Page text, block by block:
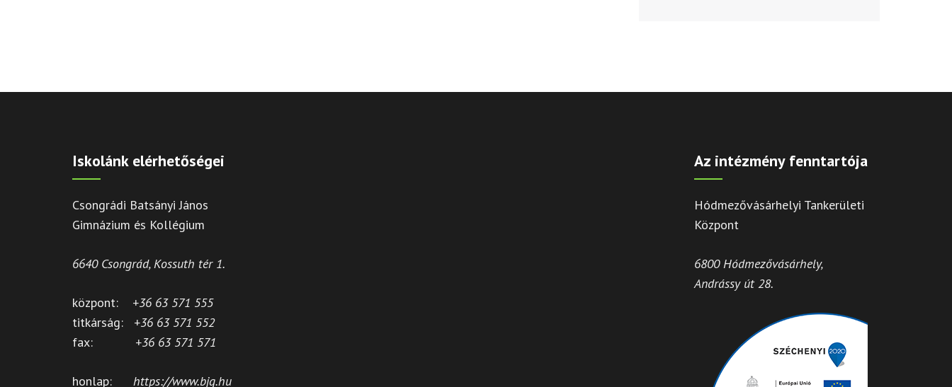
Iskolánk elérhetőségei
Csongrádi Batsányi János
Gimnázium és Kollégium
6640 Csongrád, Kossuth tér 1.
központ: +36 63 571 555
titkárság: +36 63 571 552
fax: +36 63 571 571
honlap: https://www.bjg.hu
Az intézmény fenntartója
Hódmezővásárhelyi Tankerületi
Központ
6800 Hódmezővásárhely,
Andrássy út 28.